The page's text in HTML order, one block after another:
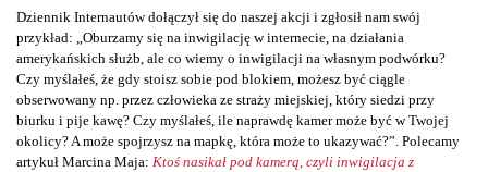
Dziennik Internautów dołączył się do naszej akcji i zgłosił nam swój
przykład: „Oburzamy się na inwigilację w internecie, na działania
amerykańskich służb, ale co wiemy o inwigilacji na własnym podwórku?
Czy myślałeś, że gdy stoisz sobie pod blokiem, możesz być ciągle
obserwowany np. przez człowieka ze straży miejskiej, który siedzi przy
biurku i pije kawę? Czy myślałeś, ile naprawdę kamer może być w Twojej
okolicy? A może spojrzysz na mapkę, która może to ukazywać?”. Polecamy
artykuł Marcina Maja: Ktoś nasikał pod kamerą, czyli inwigilacja z